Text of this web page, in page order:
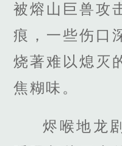
被熔山巨兽攻
痕，一些伤口
烧著难以熄灭
焦糊味。
烬喉地龙